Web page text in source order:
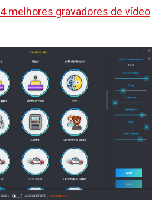
4 melhores gravadores de vídeo